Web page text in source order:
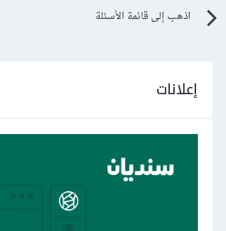
اذهب إلى قائمة الأسئلة
إعلانات